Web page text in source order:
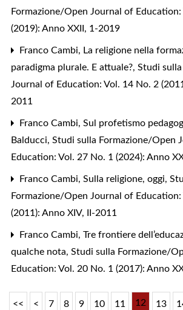
Formazione/Open Journal of Education:
(2019): Anno XXII, 1-2019
Franco Cambi, La religione nella
paradigma plurale. E attuale?, Studi
Journal of Education: Vol. 14 No. 2
2011
Franco Cambi, Sul profetismo
Balducci, Studi sulla Formazione/Open
Education: Vol. 27 No. 1 (2024): Anno
Franco Cambi, Sulla religione, oggi,
Formazione/Open Journal of
(2011): Anno XIV, II-2011
Franco Cambi, Tre frontiere
qualche nota, Studi sulla Formazione/
Education: Vol. 20 No. 1 (2017): Anno
<< < 7 8 9 10 11 12 13